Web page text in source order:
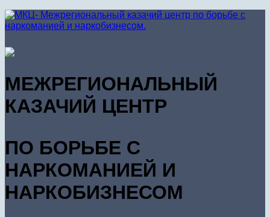
МЕЖРЕГИОНАЛЬНЫЙ
КАЗАЧИЙ ЦЕНТР
ПО БОРЬБЕ С
НАРКОМАНИЕЙ И
НАРКОБИЗНЕСОМ